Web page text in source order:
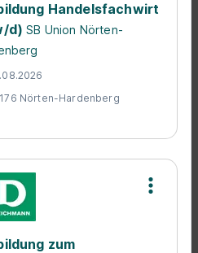
Handelsfachwirt
d) SB Union Nörten-
Nörten-Hardenberg
zum